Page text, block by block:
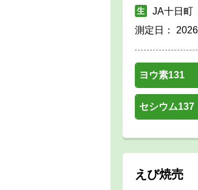
JA十日町
測定日：
ヨウ素131
セシウム137
えび焼売